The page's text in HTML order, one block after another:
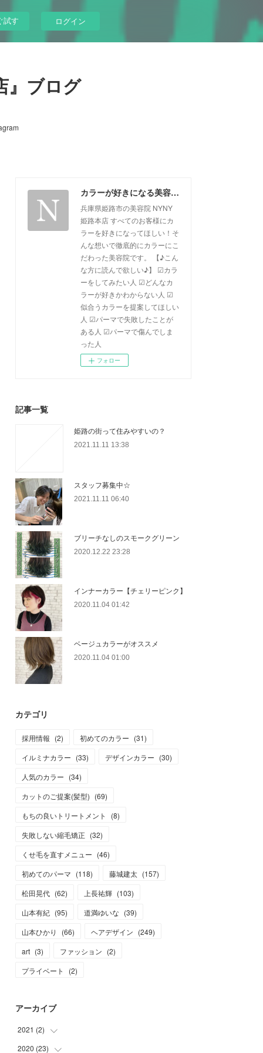
試す ログイン
』ブログ
カラーが好きになる美容院『NYNY姫路本店』ブログ
兵庫県姫路市の美容院 NYNY
姫路本店 すべてのお客様にカ
ラーを好きになってほしい！そ
んな想いで徹底的にカラーにこ
だわった美容院です。 【♪こん
な方に読んで欲しい♪】 ☑カラ
ーをしてみたい人 ☑どんなカ
ラーが好きかわからない人 ☑
似合うカラーを提案してほしい
人 ☑パーマで失敗したことが
ある人 ☑パーマで傷んでしま
った人
フォロー
記事一覧
姫路の街って住みやすいの？
2021.11.11 13:38
スタッフ募集中☆
2021.11.11 06:40
ブリーチなしのスモークグリーン
2020.12.22 23:28
インナーカラー【チェリーピンク】
2020.11.04 01:42
ベージュカラーがオススメ
2020.11.04 01:00
カテゴリ
採用情報 (2) 初めてのカラー (31)
イルミナカラー (33) デザインカラー (30)
人気のカラー (34)
カットのご提案(髪型) (69)
もちの良いトリートメント
(8)
失敗しない縮毛矯正 (32)
くせ毛を直すメニュー (46)
初めてのパーマ (118) 藤城建太 (157)
松田晃代 (62) 上長祐輝 (103)
山本有紀 (95) 道満ゆいな (39)
山本ひかり
(66) ヘアデザイン (249)
art (3) ファッション (2)
プライベート
(2)
アーカイブ
2021 (2)
(2
2020 (23)